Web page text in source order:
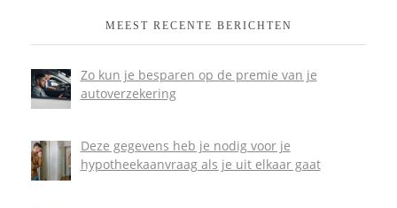
MEEST RECENTE BERICHTEN
Zo kun je besparen op de premie van je
autoverzekering
Deze gegevens heb je nodig voor je
hypotheekaanvraag als je uit elkaar gaat